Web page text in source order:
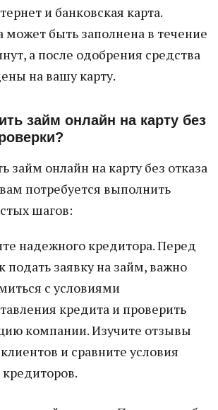
и банковская карта.
может быть заполнена в течение
а после одобрения средства
на вашу карту.
займ онлайн на карту без
займ онлайн на карту без отказа
потребуется выполнить
шагов:
надежного кредитора. Перед
подать заявку на займ, важно
с условиями
кредита и проверить
компании. Изучите отзывы
и сравните условия